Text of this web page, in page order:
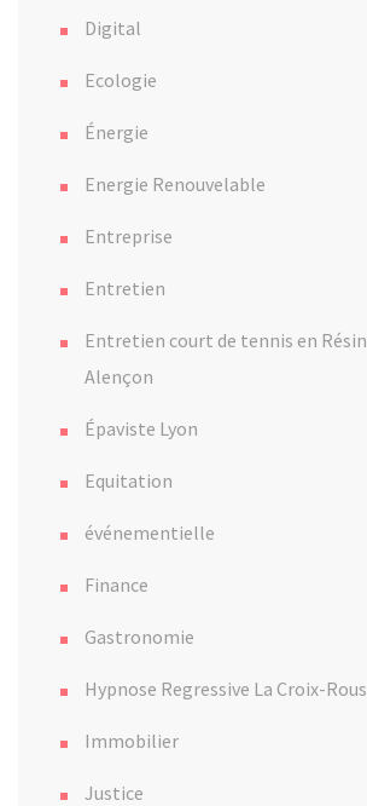
Digital
Ecologie
Énergie
Energie Renouvelable
Entreprise
Entretien
Entretien court de tennis en
Alençon
Épaviste Lyon
Equitation
événementielle
Finance
Gastronomie
Hypnose Regressive La Croix-
Immobilier
Justice